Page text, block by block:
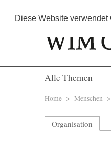
Diese Website
Alle Themen
Sie sind
Home > Menschen >
Organisation